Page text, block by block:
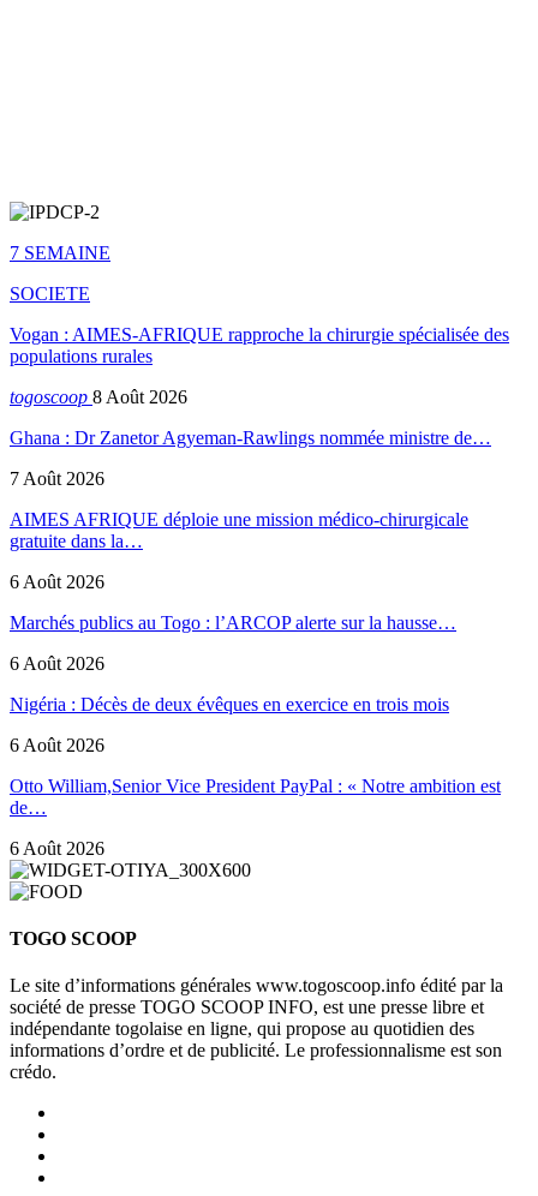
7 SEMAINE
SOCIETE
Vogan : AIMES-AFRIQUE rapproche la chirurgie spécialisée des
populations rurales
togoscoop 8 Août 2026
Ghana : Dr Zanetor Agyeman-Rawlings nommée ministre de…
7 Août 2026
AIMES AFRIQUE déploie une mission médico-chirurgicale
gratuite dans la…
6 Août 2026
Marchés publics au Togo : l’ARCOP alerte sur la hausse…
6 Août 2026
Nigéria : Décès de deux évêques en exercice en trois mois
6 Août 2026
Otto William,Senior Vice President PayPal : « Notre ambition est
de…
6 Août 2026
TOGO SCOOP
Le site d’informations générales www.togoscoop.info édité par la
société de presse TOGO SCOOP INFO, est une presse libre et
indépendante togolaise en ligne, qui propose au quotidien des
informations d’ordre et de publicité. Le professionnalisme est son
crédo.